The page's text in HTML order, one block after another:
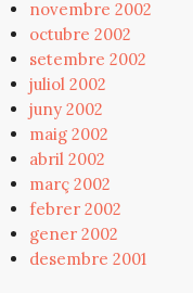
novembre 2002
octubre 2002
setembre 2002
juliol 2002
juny 2002
maig 2002
abril 2002
març 2002
febrer 2002
gener 2002
desembre 2001